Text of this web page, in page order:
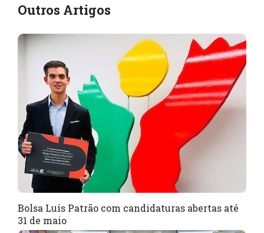
Outros Artigos
Bolsa Luís Patrão com candidaturas abertas até
31 de maio